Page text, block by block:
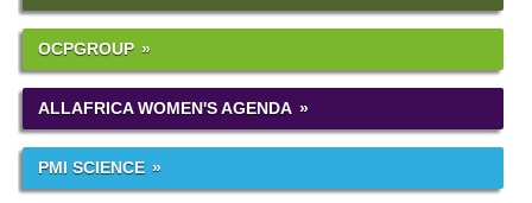
OCPGROUP
ALLAFRICA WOMEN'S AGENDA
PMI SCIENCE